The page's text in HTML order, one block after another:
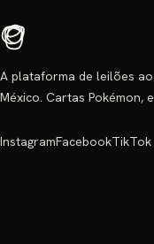
A plataforma de leilões
México. Cartas Pokémon,
InstagramFacebookTikTok